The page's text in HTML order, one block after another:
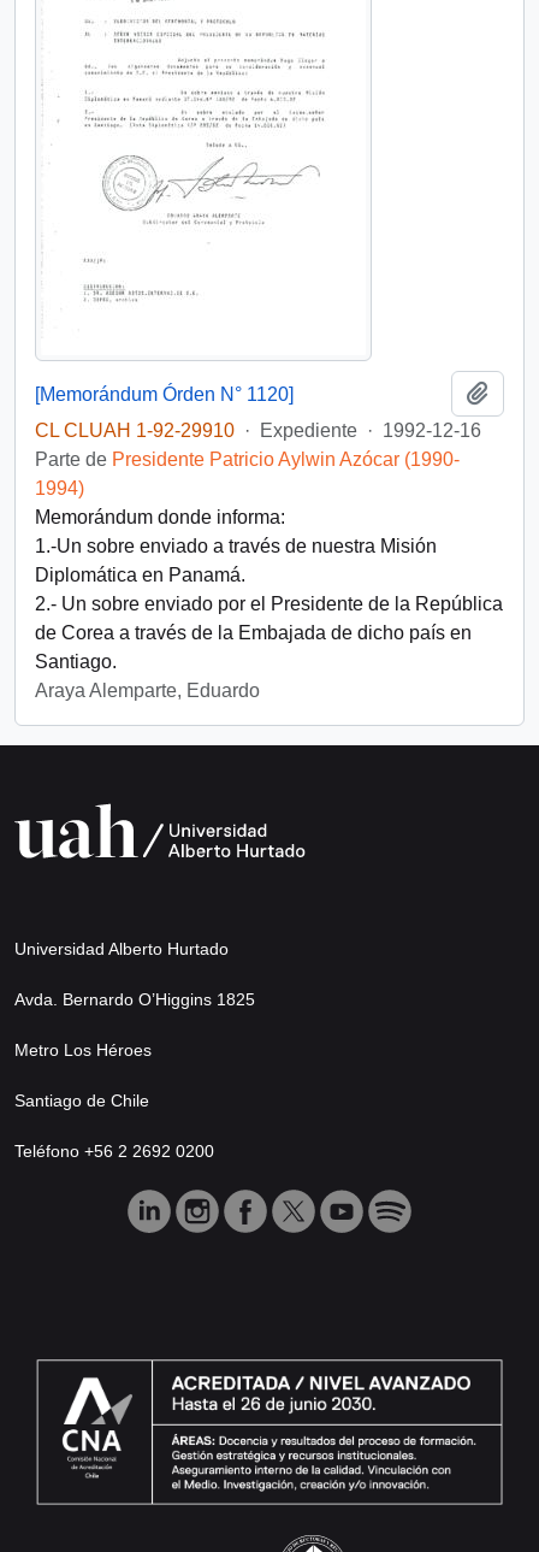
[Memorándum Órden N° 1120]
CL CLUAH 1-92-29910 · Expediente · 1992-12-16
Parte de Presidente Patricio Aylwin Azócar (1990-
1994)
Memorándum donde informa:
1.-Un sobre enviado a través de nuestra Misión
Diplomática en Panamá.
2.- Un sobre enviado por el Presidente de la República
de Corea a través de la Embajada de dicho país en
Santiago.
Araya Alemparte, Eduardo
Universidad Alberto Hurtado
Avda. Bernardo O’Higgins 1825
Metro Los Héroes
Santiago de Chile
Teléfono +56 2 2692 0200